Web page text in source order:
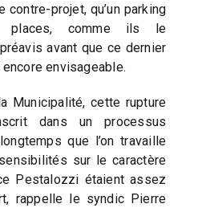
projet, qu’un parking
places, comme ils le
avant que ce dernier
envisageable.
Municipalité, cette rupture
dans un processus
que l’on travaille
sur le caractère
Pestalozzi étaient assez
rappelle le syndic Pierre